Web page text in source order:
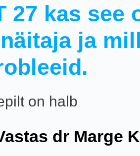
27 kas see
ja
on halb
dr Marge